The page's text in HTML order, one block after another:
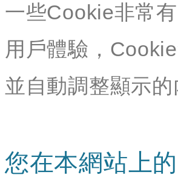
一些Cookie非常
用戶體驗，
並自動調整顯示
您在本網站上